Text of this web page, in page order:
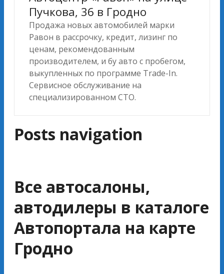
Пучкова, 36 в Гродно
Продажа новых автомобилей марки
Равон в рассрочку, кредит, лизинг по
ценам, рекомендованным
производителем, и бу авто с пробегом,
выкупленных по программе Trade-In.
Сервисное обслуживание на
специализированном СТО.
Posts navigation
Все автосалоны,
автодилеры в каталоге
Автопортала на карте
Гродно